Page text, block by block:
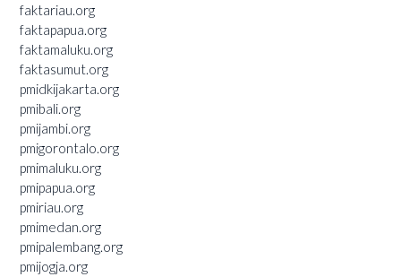
faktariau.org
faktapapua.org
faktamaluku.org
faktasumut.org
pmidkijakarta.org
pmibali.org
pmijambi.org
pmigorontalo.org
pmimaluku.org
pmipapua.org
pmiriau.org
pmimedan.org
pmipalembang.org
pmijogja.org